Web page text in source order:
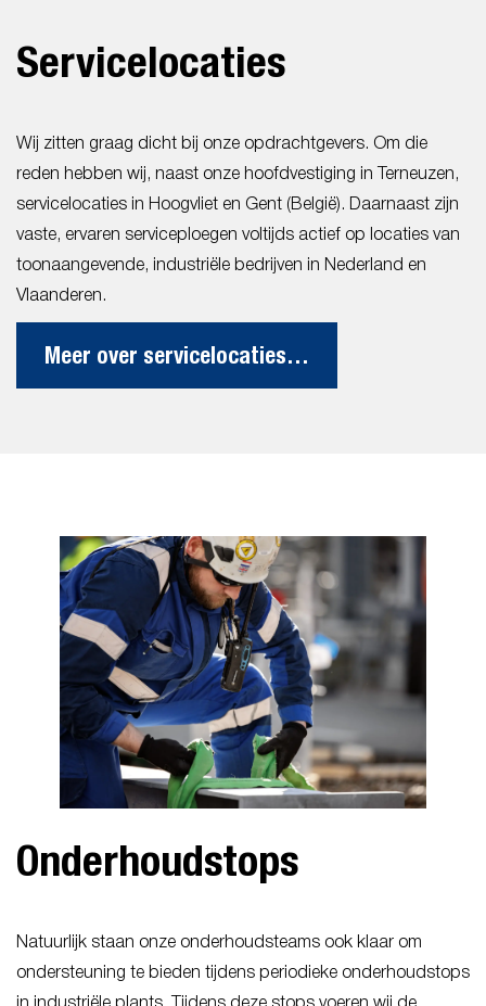
Servicelocaties
Wij zitten graag dicht bij onze opdrachtgevers. Om die
reden hebben wij, naast onze hoofdvestiging in Terneuzen,
servicelocaties in Hoogvliet en Gent (België). Daarnaast zijn
vaste, ervaren serviceploegen voltijds actief op locaties van
toonaangevende, industriële bedrijven in Nederland en
Vlaanderen.
Meer over servicelocaties…
Onderhoudstops
Natuurlijk staan onze onderhoudsteams ook klaar om
ondersteuning te bieden tijdens periodieke onderhoudstops